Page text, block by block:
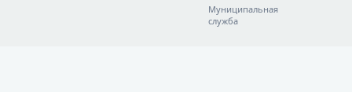
Муниципальная
служба